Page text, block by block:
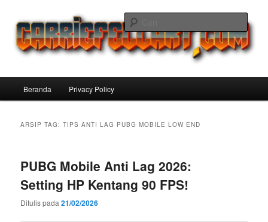
konten
utama
konten
sekunderCarriefellart Pilihan Terbaik Game
Offline Android 2025 yang Wajib
Kamu Coba
Cari
Beranda Privacy Policy
ARSIP TAG:TIPS ANTI LAG PUBG MOBILE LOW END
PUBG Mobile Anti Lag 2026:
Setting HP Kentang 90 FPS!
Ditulis pada21/02/2026